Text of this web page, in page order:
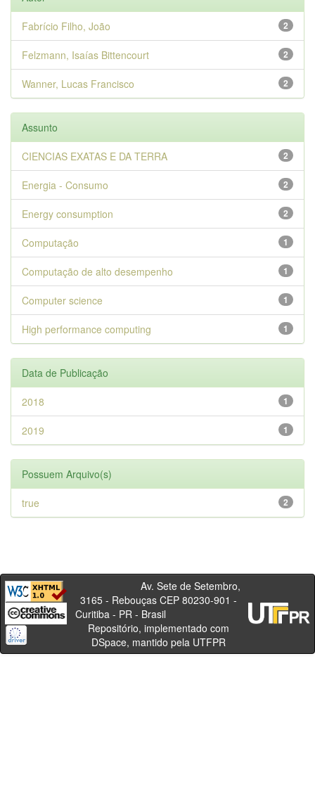
2
Fabrício Filho, João
2
Felzmann, Isaías Bittencourt
2
Wanner, Lucas Francisco
Assunto
2
CIENCIAS EXATAS E DA TERRA
2
Energia - Consumo
2
Energy consumption
1
Computação
1
Computação de alto desempenho
1
Computer science
1
High performance computing
Data de Publicação
1
2018
1
2019
Possuem Arquivo(s)
2
true
Av. Sete de Setembro,
3165 - Rebouças CEP 80230-901 -
Curitiba - PR - Brasil
Repositório, implementado com
DSpace, mantido pela UTFPR